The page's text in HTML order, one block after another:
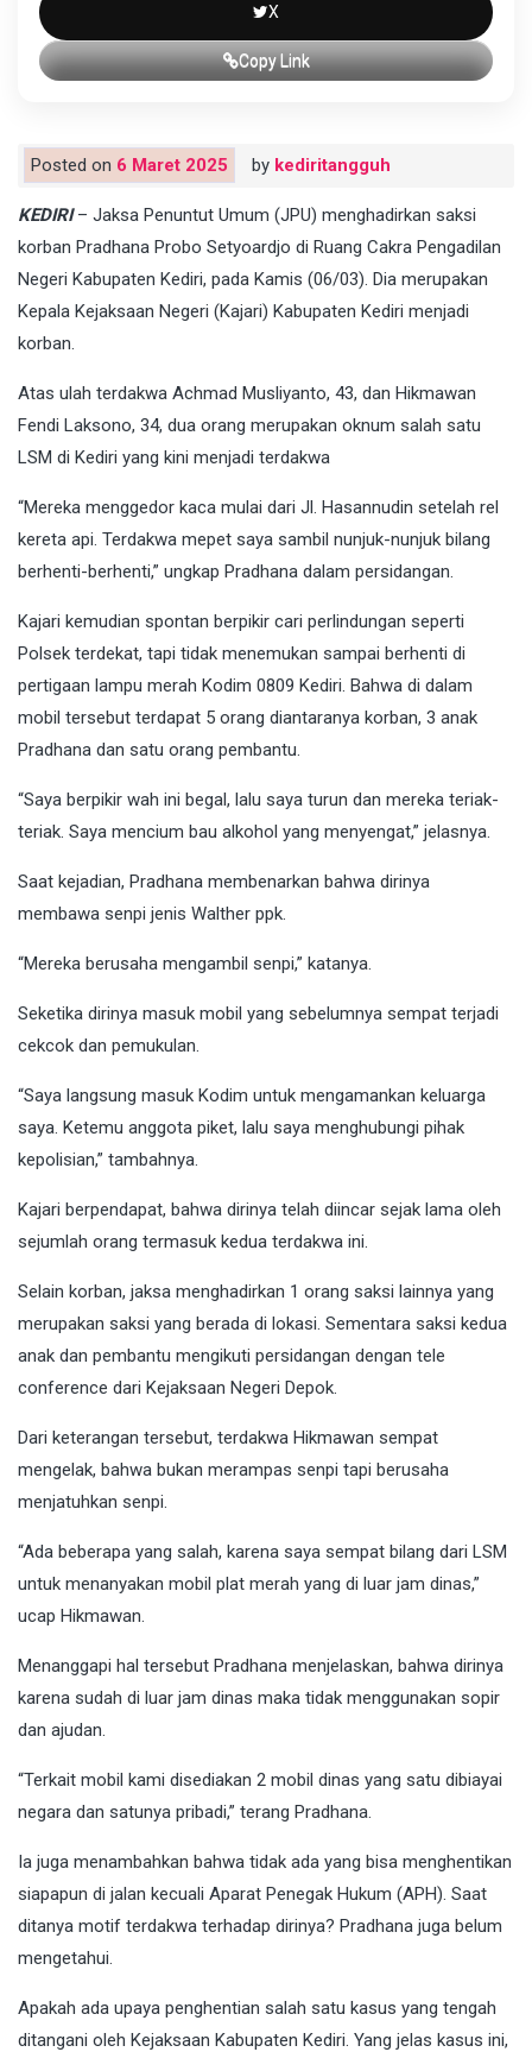
X
Copy Link
Posted on 6 Maret 2025 by kediritangguh
KEDIRI– Jaksa Penuntut Umum (JPU) menghadirkan saksi
korban Pradhana Probo Setyoardjo di Ruang Cakra Pengadilan
Negeri Kabupaten Kediri, pada Kamis (06/03). Dia merupakan
Kepala Kejaksaan Negeri (Kajari) Kabupaten Kediri menjadi
korban.
Atas ulah terdakwa Achmad Musliyanto, 43, dan Hikmawan
Fendi Laksono, 34, dua orang merupakan oknum salah satu
LSM di Kediri yang kini menjadi terdakwa
“Mereka menggedor kaca mulai dari Jl. Hasannudin setelah rel
kereta api. Terdakwa mepet saya sambil nunjuk-nunjuk bilang
berhenti-berhenti,” ungkap Pradhana dalam persidangan.
Kajari kemudian spontan berpikir cari perlindungan seperti
Polsek terdekat, tapi tidak menemukan sampai berhenti di
pertigaan lampu merah Kodim 0809 Kediri. Bahwa di dalam
mobil tersebut terdapat 5 orang diantaranya korban, 3 anak
Pradhana dan satu orang pembantu.
“Saya berpikir wah ini begal, lalu saya turun dan mereka teriak-
teriak. Saya mencium bau alkohol yang menyengat,” jelasnya.
Saat kejadian, Pradhana membenarkan bahwa dirinya
membawa senpi jenis Walther ppk.
“Mereka berusaha mengambil senpi,” katanya.
Seketika dirinya masuk mobil yang sebelumnya sempat terjadi
cekcok dan pemukulan.
“Saya langsung masuk Kodim untuk mengamankan keluarga
saya. Ketemu anggota piket, lalu saya menghubungi pihak
kepolisian,” tambahnya.
Kajari berpendapat, bahwa dirinya telah diincar sejak lama oleh
sejumlah orang termasuk kedua terdakwa ini.
Selain korban, jaksa menghadirkan 1 orang saksi lainnya yang
merupakan saksi yang berada di lokasi. Sementara saksi kedua
anak dan pembantu mengikuti persidangan dengan tele
conference dari Kejaksaan Negeri Depok.
Dari keterangan tersebut, terdakwa Hikmawan sempat
mengelak, bahwa bukan merampas senpi tapi berusaha
menjatuhkan senpi.
“Ada beberapa yang salah, karena saya sempat bilang dari LSM
untuk menanyakan mobil plat merah yang di luar jam dinas,”
ucap Hikmawan.
Menanggapi hal tersebut Pradhana menjelaskan, bahwa dirinya
karena sudah di luar jam dinas maka tidak menggunakan sopir
dan ajudan.
“Terkait mobil kami disediakan 2 mobil dinas yang satu dibiayai
negara dan satunya pribadi,” terang Pradhana.
Ia juga menambahkan bahwa tidak ada yang bisa menghentikan
siapapun di jalan kecuali Aparat Penegak Hukum (APH). Saat
ditanya motif terdakwa terhadap dirinya? Pradhana juga belum
mengetahui.
Apakah ada upaya penghentian salah satu kasus yang tengah
ditangani oleh Kejaksaan Kabupaten Kediri. Yang jelas kasus ini,